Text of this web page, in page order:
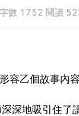
數 1752 閱讀
容乙個故事內
深地吸引住了